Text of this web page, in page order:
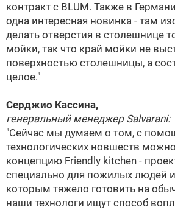
контракт с BLUM. Также в
одна интересная новинка - там
делать отверстия в столешнице
мойки, так что край мойки не
поверхностью столешницы, а
целое."
Серджио Кассина,
генеральный менеджер Salvarani:
"Сейчас мы думаем о том, с
технологических новшеств
концепцию Friendly kitchen -
специально для пожилых людей
которым тяжело готовить на
наши технологи ищут способ